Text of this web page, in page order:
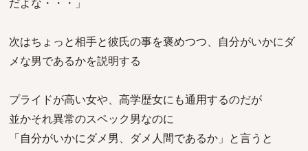
次はちょっと相手と彼氏の事を褒めつつ、自分がいかにダ
メな男であるかを説明する
プライドが高い女や、高学歴女にも通用するのだが
並かそれ異常のスペック男なのに
「自分がいかにダメ男、ダメ人間であるか」と言うと